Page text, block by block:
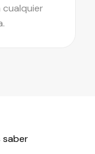
cualquier
saber